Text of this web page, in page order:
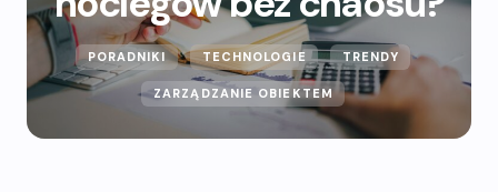
PORADNIKI TECHNOLOGIE TRENDY
ZARZĄDZANIE OBIEKTEM